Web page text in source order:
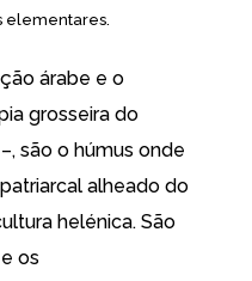
elementares.
árabe e o
grosseira do
são o húmus onde
alheado do
helénica. São
os